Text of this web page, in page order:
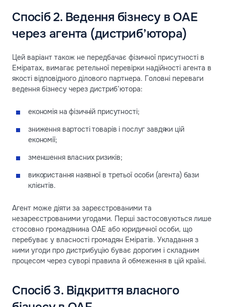
Спосіб 2. Ведення бізнесу в ОАЕ
через агента (дистриб’ютора)
Цей варіант також не передбачає фізичної присутності в
Еміратах, вимагає ретельної перевірки надійності агента в
якості відповідного ділового партнера. Головні переваги
ведення бізнесу через дистриб’ютора:
економія на фізичній присутності;
зниження вартості товарів і послуг завдяки цій
економії;
зменшення власних ризиків;
використання наявної в третьої особи (агента) бази
клієнтів.
Агент може діяти за зареєстрованими та
незареєстрованими угодами. Перші застосовуються лише
стосовно громадянина ОАЕ або юридичної особи, що
перебуває у власності громадян Еміратів. Укладання з
ними угоди про дистрибуцію буває дорогим і складним
процесом через суворі правила й обмеження в цій країні.
Спосіб 3. Відкриття власного